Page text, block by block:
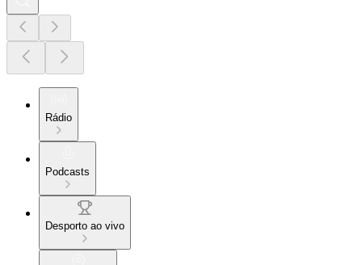
Rádio
Podcasts
Desporto ao vivo